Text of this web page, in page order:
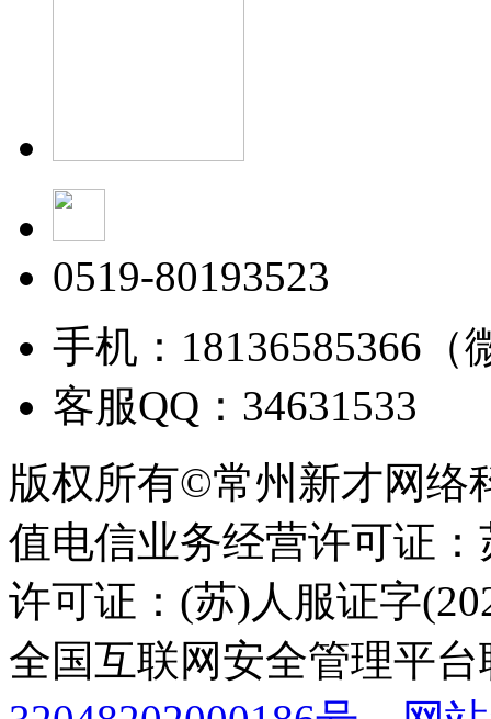
0519-80193523
手机：18136585366（
客服QQ：34631533
版权所有©常州新才网络
值电信业务经营许可证
许可证：(苏)人服证字
全国互联网安全管理平